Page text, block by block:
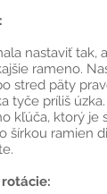
nastaviť
rameno.
stred päty
tyče príliš úzka.
kľúča, ktorý je
šírkou ramien